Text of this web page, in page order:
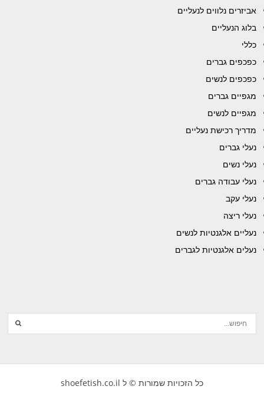
אביזרים נלווים לנעליים
בלוג הנעליים
כללי
כפכפים גברים
כפכפים לנשים
מגפיים גברים
מגפיים לנשים
מדריך רכישת נעליים
נעלי גברים
נעלי נשים
נעלי עבודה גברים
נעלי עקב
נעלי ריצה
נעליים אלגנטיות לנשים
נעלים אלגנטיות לגברים
כל הזכויות שמורות © ל shoefetish.co.il